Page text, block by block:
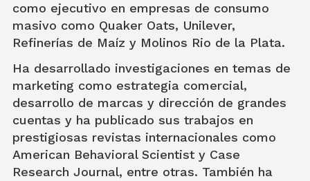
como ejecutivo en empresas de consumo
masivo como Quaker Oats, Unilever,
Refinerías de Maíz y Molinos Rio de la Plata.
Ha desarrollado investigaciones en temas de
marketing como estrategia comercial,
desarrollo de marcas y dirección de grandes
cuentas y ha publicado sus trabajos en
prestigiosas revistas internacionales como
American Behavioral Scientist y Case
Research Journal, entre otras. También ha